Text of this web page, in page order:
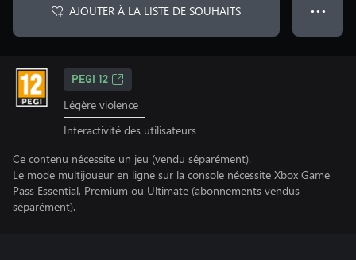
AJOUTER À LA LISTE DE SOUHAITS ● ● ●
PEGI 12
Légère violence
Interactivité des utilisateurs
Ce contenu nécessite un jeu (vendu séparément).
Le mode multijoueur en ligne sur la console nécessite Xbox Game
Pass Essential, Premium ou Ultimate (abonnements vendus
séparément).